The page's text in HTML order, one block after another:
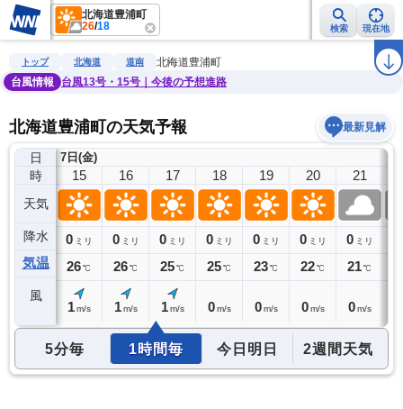
北海道豊浦町
26/18 検索 現在地
雨雲レーダー 台風情報 地震情報 ラ
トップ 北海道 道南
北海道豊浦町
台風情報
台風13号・15号｜今後の予想進路
北海道豊浦町の天気予報 最新見解
日
時
天気
降水
気温
風
7日(金)
14
0ミリ
26℃
15
0 ミリ
26℃
1 m/s
16
0 ミリ
26℃
1 m/s
17
0 ミリ
25℃
1 m/s
18
0 ミリ
25℃
0 m/s
19
0 ミリ
23℃
0 m/s
20
0 ミリ
22℃
0 m/s
21
0 ミリ
21℃
0 m/s
5分毎 1時間毎 今日明日 2週間天気